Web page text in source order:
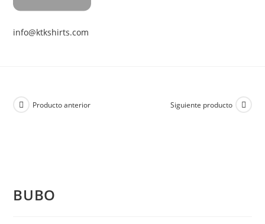
info@ktkshirts.com
Producto anterior Siguiente producto
BUBO